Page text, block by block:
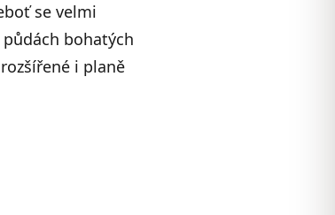
se velmi
bohatých
i planě